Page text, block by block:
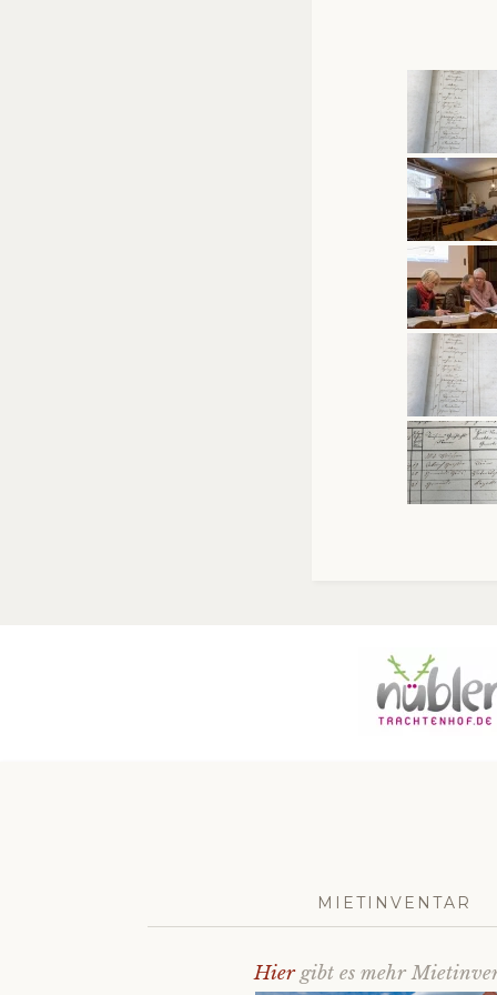
MIETINVENTAR
Hiergibt es mehr